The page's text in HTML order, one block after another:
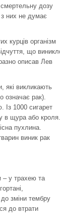
дозу
з них не думає
курців організм
що
описав Лев
які викликають
означає рак).
Із 1000 сигарет
в щура або кроля.
пухлина.
виник рак
– у трахею та
зміни тембру
до втрати